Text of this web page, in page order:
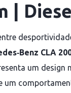
|
CLA
um design
um